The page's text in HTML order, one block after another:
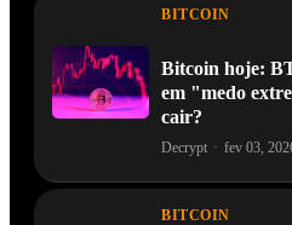
BITCOIN
Bitcoin hoje:
em "medo
cair?
Decrypt · fev 03,
BITCOIN